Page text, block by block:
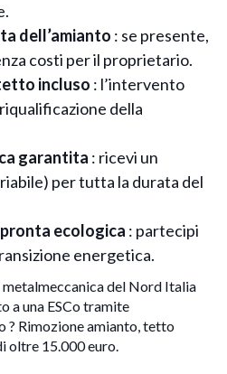
dell’amianto : se presente,
costi per il proprietario.
incluso : l’intervento
della
garantita : ricevi un
per tutta la durata del
ecologica : partecipi
energetica.
metalmeccanica del Nord Italia
a una ESCo tramite
? Rimozione amianto, tetto
oltre 15.000 euro.